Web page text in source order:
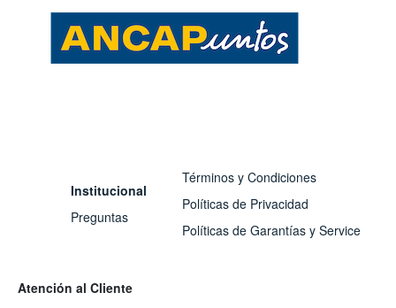
Institucional
Preguntas
Términos y Condiciones
Políticas de Privacidad
Políticas de Garantías y Service
Atención al Cliente